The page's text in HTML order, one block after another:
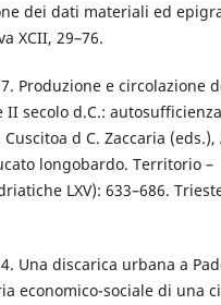
dei dati materiali ed
XCII, 29–76.
Produzione e circolazione
II secolo d.C.:
d C. Zaccaria
longobardo. Territorio –
LXV): 633–686.
Una discarica urbana a
economico-sociale di una